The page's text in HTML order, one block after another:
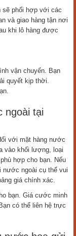
sẽ phối hợp với các
và giao hàng tận nơi
khi lô hàng được
vận chuyển. Bạn
quyết kịp thời.
ngoài tại
với mặt hàng nước
vào khối lượng, loại
hợp cho bạn. Nếu
nước ngoài cụ thể vui
giá chính xác.
bạn. Giá cước minh
có thể liên hệ trực